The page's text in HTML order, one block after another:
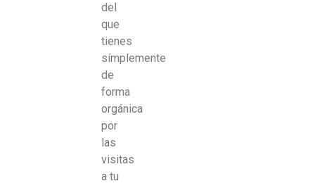
del
que
tienes
símplemente
de
forma
orgánica
por
las
visitas
a tu